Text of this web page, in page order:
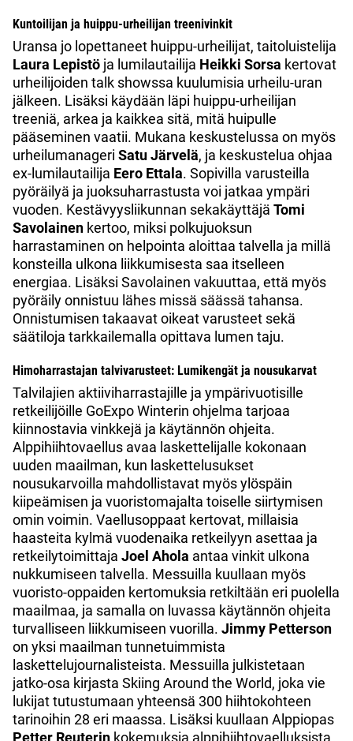
Kuntoilijan ja huippu-urheilijan treenivinkit
Uransa jo lopettaneet huippu-urheilijat, taitoluistelija
Laura Lepistö ja lumilautailija Heikki Sorsa kertovat
urheilijoiden talk showssa kuulumisia urheilu-uran
jälkeen. Lisäksi käydään läpi huippu-urheilijan
treeniä, arkea ja kaikkea sitä, mitä huipulle
pääseminen vaatii. Mukana keskustelussa on myös
urheilumanageri Satu Järvelä, ja keskustelua ohjaa
ex-lumilautailija Eero Ettala. Sopivilla varusteilla
pyöräilyä ja juoksuharrastusta voi jatkaa ympäri
vuoden. Kestävyysliikunnan sekakäyttäjä Tomi
Savolainen kertoo, miksi polkujuoksun
harrastaminen on helpointa aloittaa talvella ja millä
konsteilla ulkona liikkumisesta saa itselleen
energiaa. Lisäksi Savolainen vakuuttaa, että myös
pyöräily onnistuu lähes missä säässä tahansa.
Onnistumisen takaavat oikeat varusteet sekä
säätiloja tarkkailemalla opittava lumen taju.
Himoharrastajan talvivarusteet: Lumikengät ja nousukarvat
Talvilajien aktiiviharrastajille ja ympärivuotisille
retkeilijöille GoExpo Winterin ohjelma tarjoaa
kiinnostavia vinkkejä ja käytännön ohjeita.
Alppihiihtovaellus avaa laskettelijalle kokonaan
uuden maailman, kun laskettelusukset
nousukarvoilla mahdollistavat myös ylöspäin
kiipeämisen ja vuoristomajalta toiselle siirtymisen
omin voimin. Vaellusoppaat kertovat, millaisia
haasteita kylmä vuodenaika retkeilyyn asettaa ja
retkeilytoimittaja Joel Ahola antaa vinkit ulkona
nukkumiseen talvella. Messuilla kuullaan myös
vuoristo-oppaiden kertomuksia retkiltään eri puolella
maailmaa, ja samalla on luvassa käytännön ohjeita
turvalliseen liikkumiseen vuorilla. Jimmy Petterson
on yksi maailman tunnetuimmista
laskettelujournalisteista. Messuilla julkistetaan
jatko-osa kirjasta Skiing Around the World, joka vie
lukijat tutustumaan yhteensä 300 hiihtokohteen
tarinoihin 28 eri maassa. Lisäksi kuullaan Alppiopas